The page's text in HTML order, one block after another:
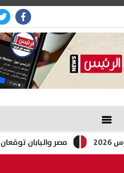
مصر واليابان توقعان اتفاقية تعاون لتحويل 20 مدرسة